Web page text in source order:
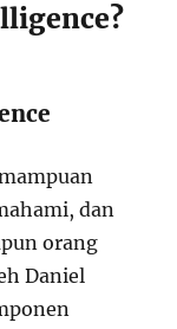
dan
orang
Daniel